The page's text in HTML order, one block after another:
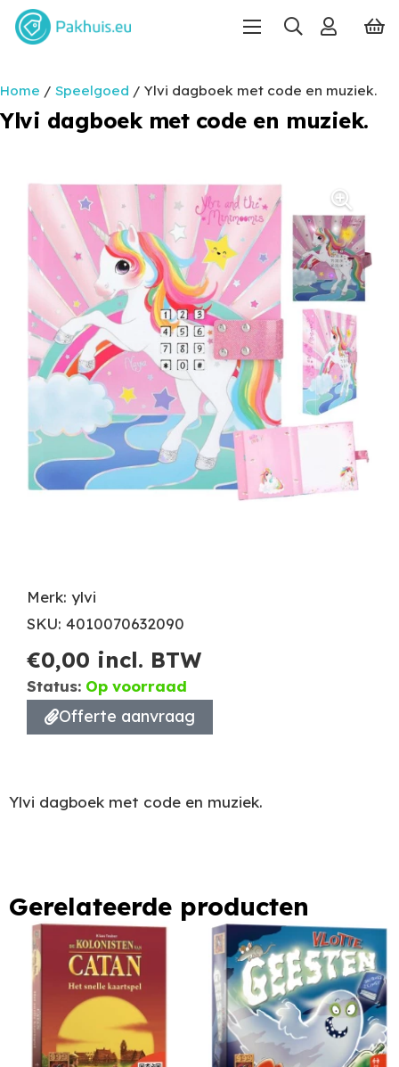
Home / Speelgoed / Ylvi dagboek met code en muziek.
Ylvi dagboek met code en muziek.
Merk: ylvi
SKU: 4010070632090
€0,00 incl. BTW
Status: Op voorraad
Offerte aanvraag
Ylvi dagboek met code en muziek.
Gerelateerde producten